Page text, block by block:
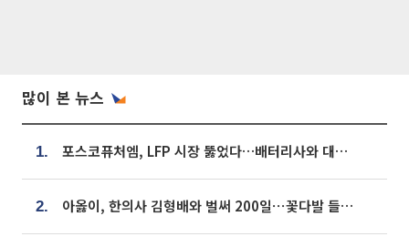
많이 본 뉴스
1. 포스코퓨처엠, LFP 시장 뚫었다…배터리사와 대규모 장기 공급 합의
2. 아옳이, 한의사 김형배와 벌써 200일⋯꽃다발 들고 "프러포즈 아냐"